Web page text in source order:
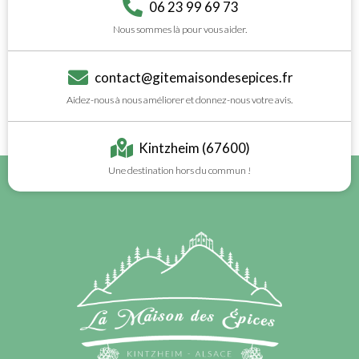
06 23 99 69 73
Nous sommes là pour vous aider.
contact@gitemaisondesepices.fr
Aidez-nous à nous améliorer et donnez-nous votre avis.
Kintzheim (67600)
Une destination hors du commun !